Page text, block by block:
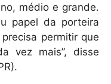
médio e grande.
papel da porteira
permitir que
vez mais”, disse